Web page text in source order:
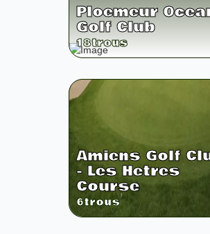
Ploemeur
Golf Club
18trous
Amiens Golf
- Les Hetres
Course
6trous